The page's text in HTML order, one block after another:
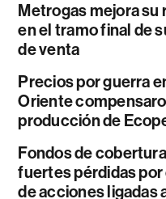
Metrogas mejora su
en el tramo final de
de venta
Precios por guerra
Oriente
producción de
Fondos de
fuertes pérdidas
de acciones ligadas